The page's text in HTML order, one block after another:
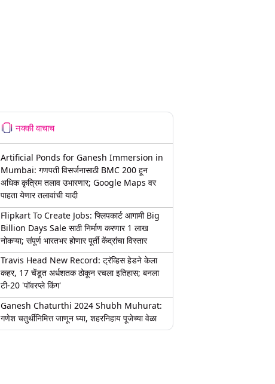
नक्की वाचाच
Artificial Ponds for Ganesh Immersion in
Mumbai: गणपती विसर्जनासाठी BMC 200 हून
अधिक कृत्रिम तलाव उभारणार; Google Maps वर
पाहता येणार तलावांची यादी
Flipkart To Create Jobs: फ्लिपकार्ट आगामी Big
Billion Days Sale साठी निर्माण करणार 1 लाख
नोकऱ्या; संपूर्ण भारतभर होणार पूर्ती केंद्रांचा विस्तार
Travis Head New Record: ट्रॅव्हिस हेडने केला
कहर, 17 चेंडूत अर्धशतक ठोकून रचला इतिहास; बनला
टी-20 'पॉवरप्ले किंग'
Ganesh Chaturthi 2024 Shubh Muhurat:
गणेश चतुर्थीनिमित्त जाणून घ्या, शहरनिहाय पूजेच्या वेळा